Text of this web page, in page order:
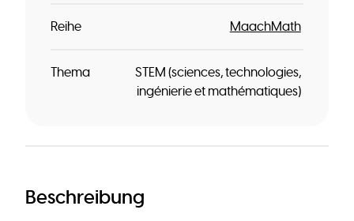
Reihe MaachMath
Thema
STEM (sciences, technologies,
ingénierie et mathématiques)
Beschreibung